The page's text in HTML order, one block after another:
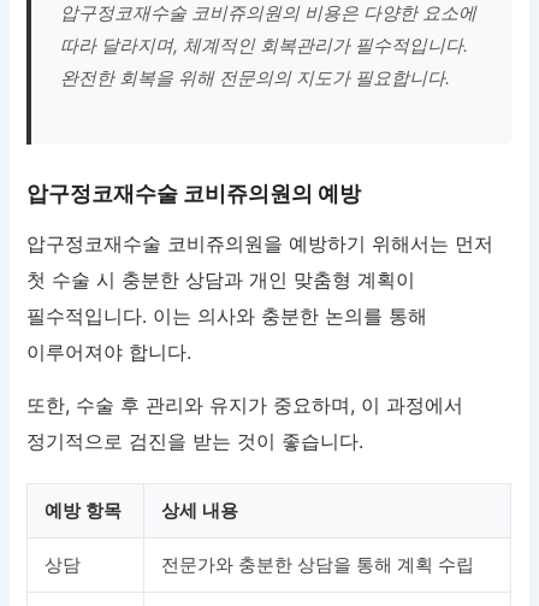
압구정코재수술 코비쥬의원의 비용은 다양한 요소에
따라 달라지며, 체계적인 회복관리가 필수적입니다.
완전한 회복을 위해 전문의의 지도가 필요합니다.
압구정코재수술 코비쥬의원의 예방
압구정코재수술 코비쥬의원을 예방하기 위해서는 먼저
첫 수술 시 충분한 상담과 개인 맞춤형 계획이
필수적입니다. 이는 의사와 충분한 논의를 통해
이루어져야 합니다.
또한, 수술 후 관리와 유지가 중요하며, 이 과정에서
정기적으로 검진을 받는 것이 좋습니다.
예방 항목 상세 내용
상담 전문가와 충분한 상담을 통해 계획 수립